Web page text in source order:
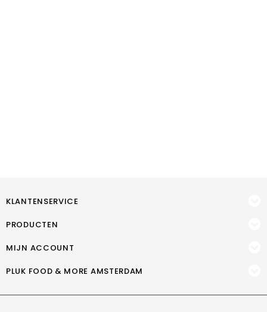
KLANTENSERVICE
PRODUCTEN
MIJN ACCOUNT
PLUK FOOD & MORE AMSTERDAM